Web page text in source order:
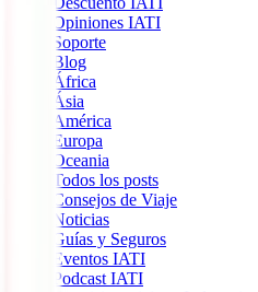
Opiniones IATI
Soporte
Blog
África
Ásia
América
Europa
Oceania
Todos los posts
Consejos de Viaje
Noticias
Guías y Seguros
Eventos IATI
Podcast IATI